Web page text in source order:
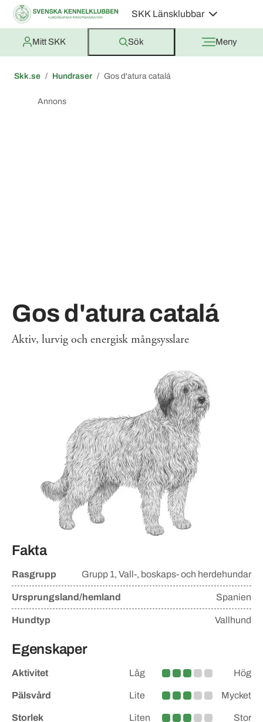
SKK Länsklubbar
Mitt SKK Sök Meny
Skk.se Hundraser Gos d'atura catalá
Annons
Gos d'atura catalá
Aktiv, lurvig och energisk mångsysslare
Fakta
Rasgrupp Grupp 1, Vall-, boskaps- och herdehundar
Ursprungsland/hemland Spanien
Hundtyp Vallhund
Egenskaper
Aktivitet Låg
Medel
Hög
Pälsvård Lite
Medel
Mycket
Storlek Liten Stor